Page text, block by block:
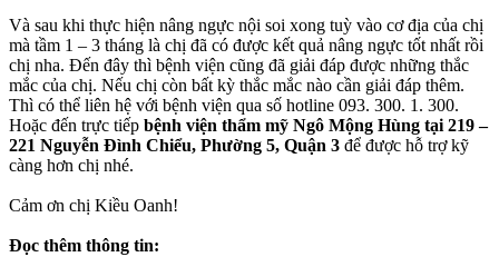
Và sau khi thực hiện nâng ngực nội soi xong tuỳ vào cơ địa của chị
mà tầm 1 – 3 tháng là chị đã có được kết quả nâng ngực tốt nhất rồi
chị nha. Đến đây thì bệnh viện cũng đã giải đáp được những thắc
mắc của chị. Nếu chị còn bất kỳ thắc mắc nào cần giải đáp thêm.
Thì có thể liên hệ với bệnh viện qua số hotline 093. 300. 1. 300.
Hoặc đến trực tiếp bệnh viện thẩm mỹ Ngô Mộng Hùng tại 219 –
221 Nguyễn Đình Chiểu, Phường 5, Quận 3 để được hỗ trợ kỹ
càng hơn chị nhé.
Cảm ơn chị Kiều Oanh!
Đọc thêm thông tin: